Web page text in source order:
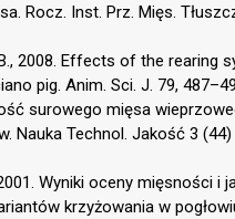
Rocz. Inst. Prz. Mięs.
2008. Effects of the
pig. Anim. Sci. J. 79,
surowego mięsa
Nauka Technol. Jakość 3 (44)
Wyniki oceny mięsności
krzyżowania w